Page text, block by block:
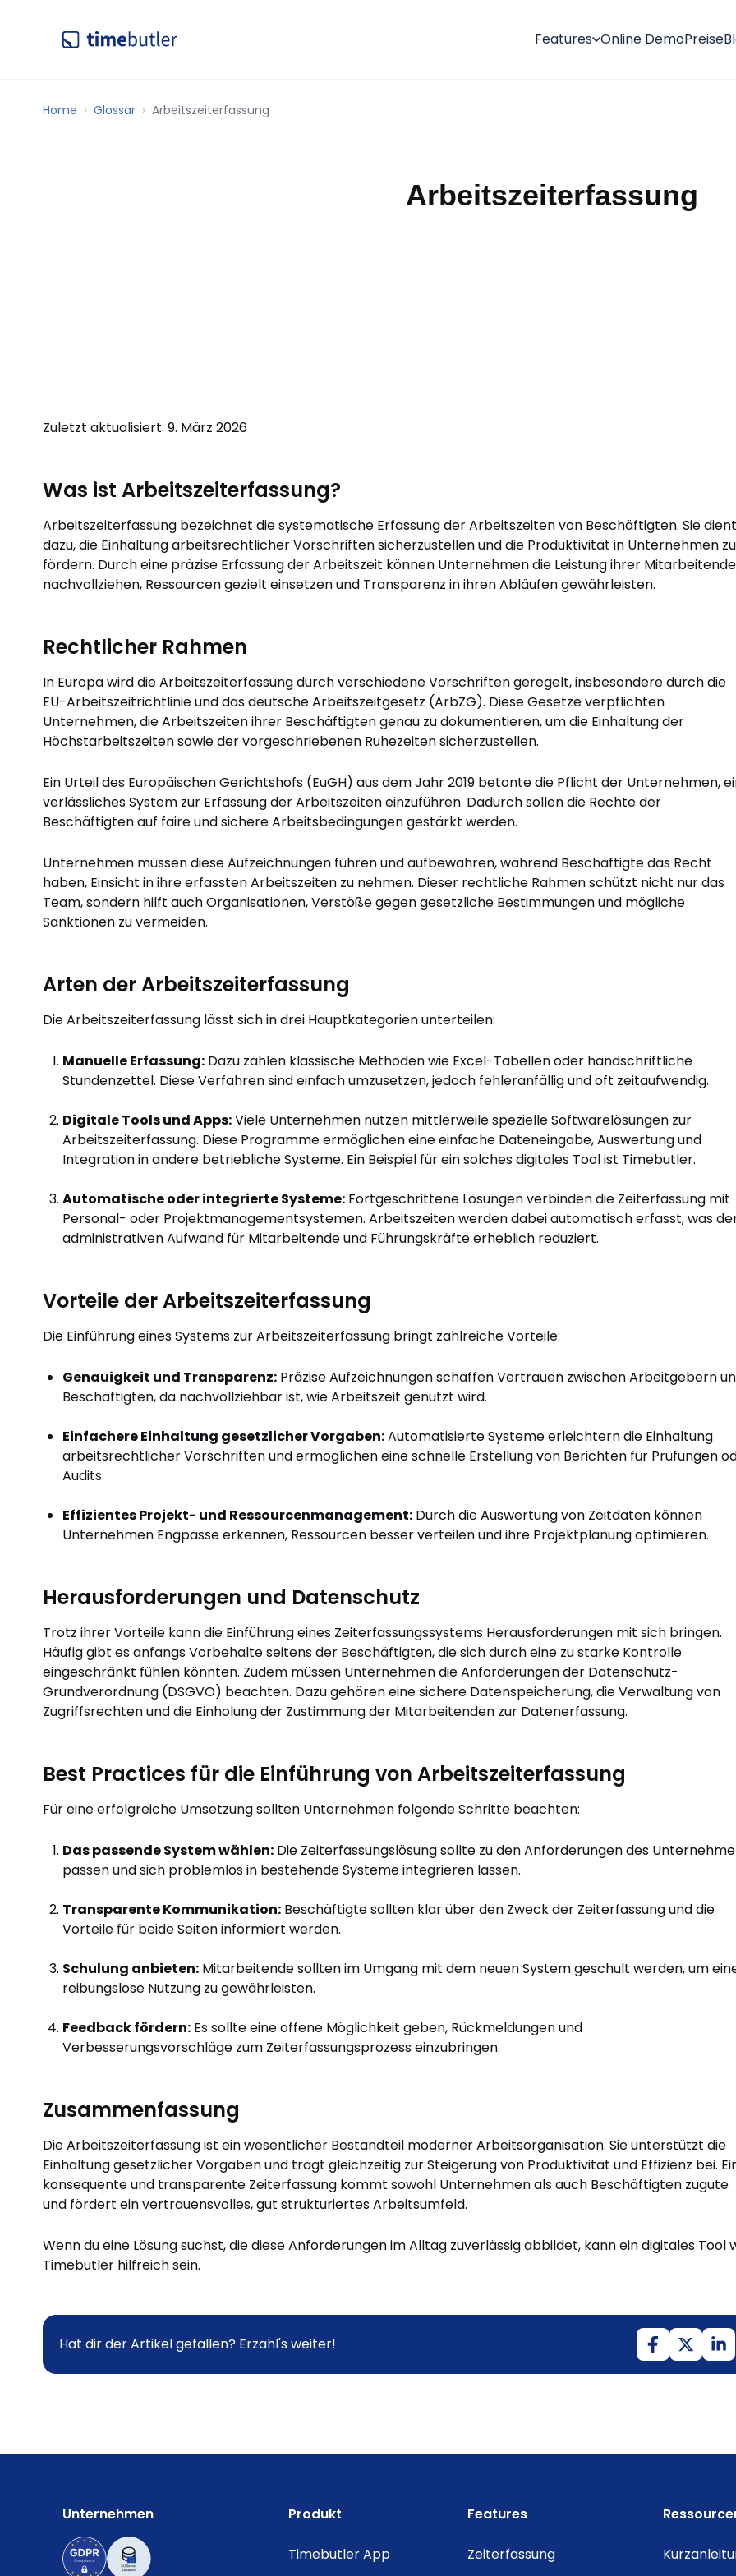
Features Online DemoPreise
Home Glossar Arbeitszeiterfassung
Arbeitszeiterfassung
Zuletzt aktualisiert: 9. März 2026
Was ist Arbeitszeiterfassung?
Arbeitszeiterfassung bezeichnet die systematische Erfassung der Arbeitszeiten von Beschäftigten. Sie dient
dazu, die Einhaltung arbeitsrechtlicher Vorschriften sicherzustellen und die Produktivität in Unternehmen zu
fördern. Durch eine präzise Erfassung der Arbeitszeit können Unternehmen die Leistung ihrer
nachvollziehen, Ressourcen gezielt einsetzen und Transparenz in ihren Abläufen gewährleisten.
Rechtlicher Rahmen
In Europa wird die Arbeitszeiterfassung durch verschiedene Vorschriften geregelt, insbesondere durch die
EU-Arbeitszeitrichtlinie und das deutsche Arbeitszeitgesetz (ArbZG). Diese Gesetze verpflichten
Unternehmen, die Arbeitszeiten ihrer Beschäftigten genau zu dokumentieren, um die Einhaltung der
Höchstarbeitszeiten sowie der vorgeschriebenen Ruhezeiten sicherzustellen.
Ein Urteil des Europäischen Gerichtshofs (EuGH) aus dem Jahr 2019 betonte die Pflicht der Unternehmen,
verlässliches System zur Erfassung der Arbeitszeiten einzuführen. Dadurch sollen die Rechte der
Beschäftigten auf faire und sichere Arbeitsbedingungen gestärkt werden.
Unternehmen müssen diese Aufzeichnungen führen und aufbewahren, während Beschäftigte das Recht
haben, Einsicht in ihre erfassten Arbeitszeiten zu nehmen. Dieser rechtliche Rahmen schützt nicht nur das
Team, sondern hilft auch Organisationen, Verstöße gegen gesetzliche Bestimmungen und mögliche
Sanktionen zu vermeiden.
Arten der Arbeitszeiterfassung
Die Arbeitszeiterfassung lässt sich in drei Hauptkategorien unterteilen:
Manuelle Erfassung: Dazu zählen klassische Methoden wie Excel-Tabellen oder handschriftliche
Stundenzettel. Diese Verfahren sind einfach umzusetzen, jedoch fehleranfällig und oft zeitaufwendig.
Digitale Tools und Apps:Viele Unternehmen nutzen mittlerweile spezielle Softwarelösungen zur
Arbeitszeiterfassung. Diese Programme ermöglichen eine einfache Dateneingabe, Auswertung und
Integration in andere betriebliche Systeme. Ein Beispiel für ein solches digitales Tool ist Timebutler.
Automatische oder integrierte Systeme: Fortgeschrittene Lösungen verbinden die Zeiterfassung mit
Personal- oder Projektmanagementsystemen. Arbeitszeiten werden dabei automatisch erfasst, was
administrativen Aufwand für Mitarbeitende und Führungskräfte erheblich reduziert.
Vorteile der Arbeitszeiterfassung
Die Einführung eines Systems zur Arbeitszeiterfassung bringt zahlreiche Vorteile:
Genauigkeit und Transparenz: Präzise Aufzeichnungen schaffen Vertrauen zwischen Arbeitgebern
Beschäftigten, da nachvollziehbar ist, wie Arbeitszeit genutzt wird.
Einfachere Einhaltung gesetzlicher Vorgaben:Automatisierte Systeme erleichtern die Einhaltung
arbeitsrechtlicher Vorschriften und ermöglichen eine schnelle Erstellung von Berichten für Prüfungen
Audits.
Effizientes Projekt- und Ressourcenmanagement: Durch die Auswertung von Zeitdaten können
Unternehmen Engpässe erkennen, Ressourcen besser verteilen und ihre Projektplanung optimieren.
Herausforderungen und Datenschutz
Trotz ihrer Vorteile kann die Einführung eines Zeiterfassungssystems Herausforderungen mit sich bringen.
Häufig gibt es anfangs Vorbehalte seitens der Beschäftigten, die sich durch eine zu starke Kontrolle
eingeschränkt fühlen könnten. Zudem müssen Unternehmen die Anforderungen der Datenschutz-
Grundverordnung (DSGVO) beachten. Dazu gehören eine sichere Datenspeicherung, die Verwaltung von
Zugriffsrechten und die Einholung der Zustimmung der Mitarbeitenden zur Datenerfassung.
Best Practices für die Einführung von Arbeitszeiterfassung
Für eine erfolgreiche Umsetzung sollten Unternehmen folgende Schritte beachten:
Das passende System wählen: Die Zeiterfassungslösung sollte zu den Anforderungen des
passen und sich problemlos in bestehende Systeme integrieren lassen.
Transparente Kommunikation: Beschäftigte sollten klar über den Zweck der Zeiterfassung und die
Vorteile für beide Seiten informiert werden.
Schulung anbieten: Mitarbeitende sollten im Umgang mit dem neuen System geschult werden, um
reibungslose Nutzung zu gewährleisten.
Feedback fördern: Es sollte eine offene Möglichkeit geben, Rückmeldungen und
Verbesserungsvorschläge zum Zeiterfassungsprozess einzubringen.
Zusammenfassung
Die Arbeitszeiterfassung ist ein wesentlicher Bestandteil moderner Arbeitsorganisation. Sie unterstützt die
Einhaltung gesetzlicher Vorgaben und trägt gleichzeitig zur Steigerung von Produktivität und Effizienz bei.
konsequente und transparente Zeiterfassung kommt sowohl Unternehmen als auch Beschäftigten zugute
und fördert ein vertrauensvolles, gut strukturiertes Arbeitsumfeld.
Wenn du eine Lösung suchst, die diese Anforderungen im Alltag zuverlässig abbildet, kann ein digitales Tool
Timebutler hilfreich sein.
Hat dir der Artikel gefallen? Erzähl's weiter!
Unternehmen Produkt
Timebutler App
Features
Zeiterfassung